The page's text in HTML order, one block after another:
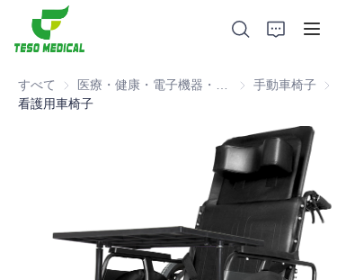
すべて 医療・健康・電
手動車椅子 手
看護用車椅子
ニュースと協力事例